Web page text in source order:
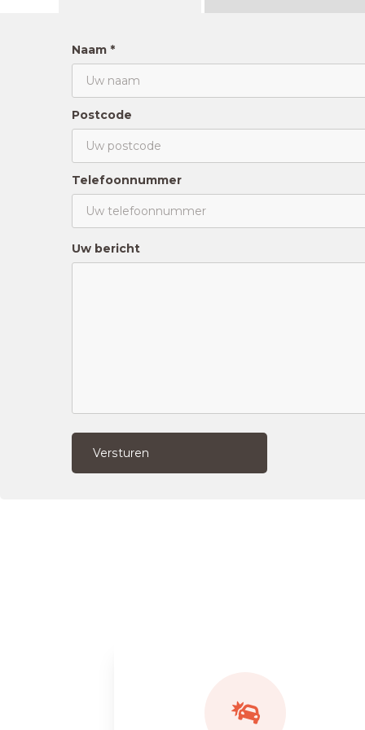
Naam *
Postcode
Telefoonnummer
Uw bericht
Versturen